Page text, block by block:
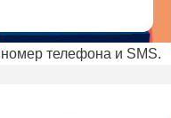
телефона и SMS.